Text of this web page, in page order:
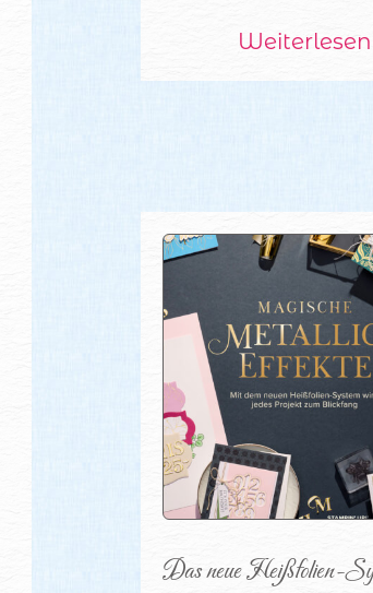
Weiterlesen
Das neue Heißfolien-